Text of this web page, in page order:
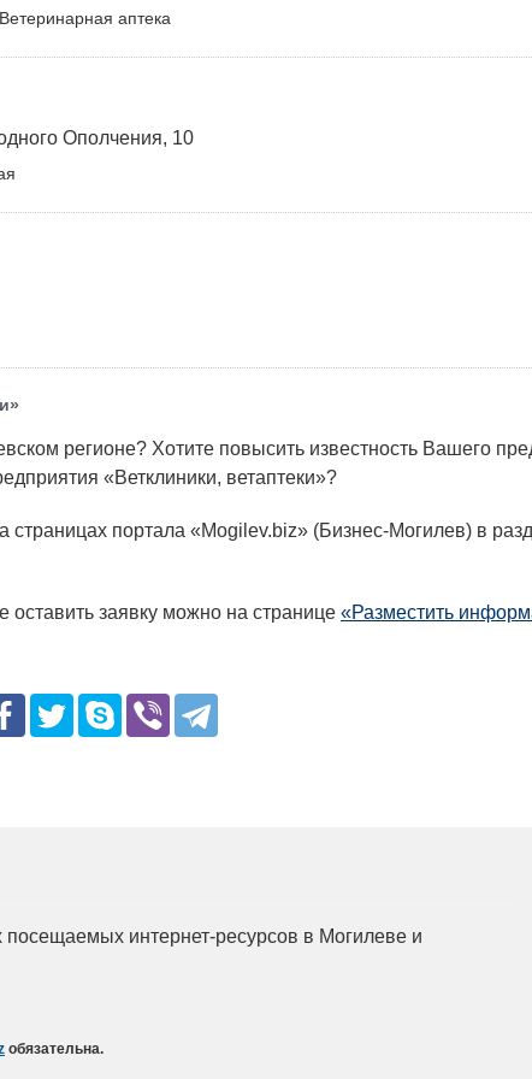
аптека
Ополчения, 10
регионе? Хотите повысить известность Вашего
«Ветклиники, ветаптеки»?
портала «Mogilev.biz» (Бизнес-Могилев) в
заявку можно на странице «Разместить
интернет-ресурсов в Могилеве и
обязательна.